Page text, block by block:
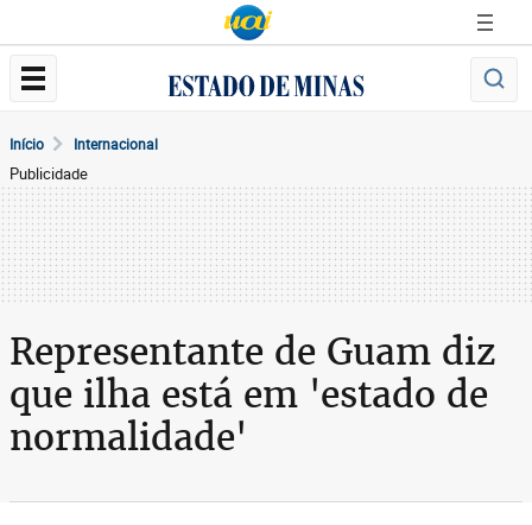
Início Internacional
Publicidade
Representante de Guam diz
que ilha está em 'estado de
normalidade'